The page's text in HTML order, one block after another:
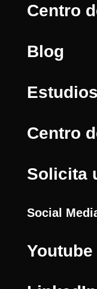
Centro
Blog
Centro
Solicita
Social
Youtube